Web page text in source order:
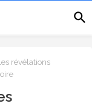
révélations